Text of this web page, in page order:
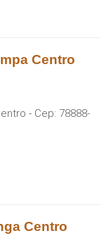
Centro
- Cep: 78888-
Centro